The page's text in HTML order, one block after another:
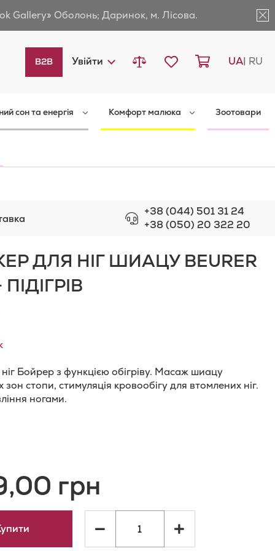
Gallery» Оболонь; Даринок, м. Лісова.
Language
UA RU
Кошик
Мій список бажань
Увійти Порівняти товари
B2B
сон та енергія Комфорт малюка Зоотовари
+38 (044) 501 31 24
+38 (050) 20 322 20
ДЛЯ НІГ ШИАЦУ BEURER
Бойрер з функцією обігріву. Масаж шиацу
стопи, стимуляція кровообігу для втомлених ніг.
ногами.
грн